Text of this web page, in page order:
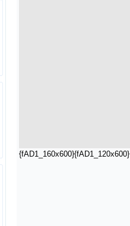
{fAD1_160x600}{fAD1_120x600}